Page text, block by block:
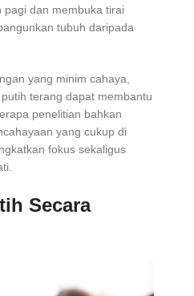
dan membuka tirai
tubuh daripada
yang minim cahaya,
terang dapat membantu
penelitian bahkan
yang cukup di
fokus sekaligus
Secara